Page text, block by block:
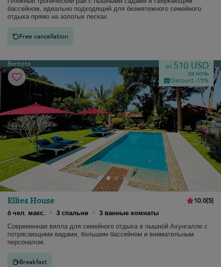
бассейном, идеально подходящий для безмятежного семейного
отдыха прямо на золотых песках.
Free cancellation
Bentota от 510 USD
за ночь
Discount -15%
Ellies House 10.0(5)
6 чел. макс.
· 3 спальни · 3 ванные комнаты
Современная вилла для семейного отдыха в пышной Ахунгалле с
потрясающими видами, большим бассейном и внимательным
персоналом.
Breakfast